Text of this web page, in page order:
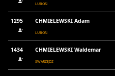
LUBOŃ
1295 CHMIELEWSKI Adam
LUBOŃ
1434 CHMIELEWSKI Waldemar
SWARZĘDZ